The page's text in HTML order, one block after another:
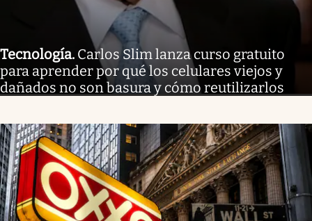
Tecnología. Carlos Slim lanza curso gratuito
para aprender por qué los celulares viejos y
dañados no son basura y cómo reutilizarlos